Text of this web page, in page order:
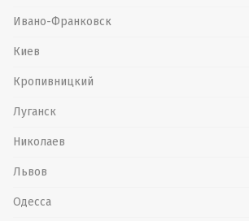
Ивано-Франковск
Киев
Кропивницкий
Луганск
Николаев
Львов
Одесса